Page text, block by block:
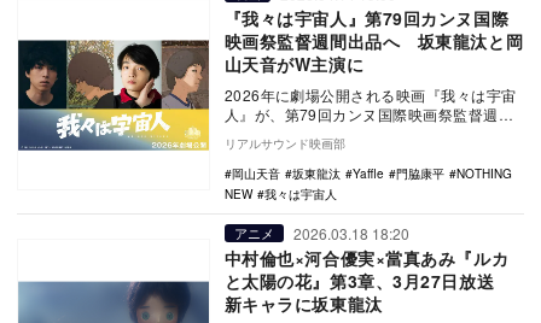
『我々は宇宙人』第79回カンヌ国際
映画祭監督週間出品へ 坂東龍汰と岡
山天音がW主演に
2026年に劇場公開される映画『我々は宇宙
人』が、第79回カンヌ国際映画祭監督週間
部門に正式上映されることが決定。あわせ
て、坂東…
リアルサウンド映画部
岡山天音
坂東龍汰 Yaffle 門脇康平
NOTHING
NEW
我々は宇宙人
アニメ 2026.03.18 18:20
中村倫也×河合優実×當真あみ『ルカ
と太陽の花』第3章、3月27日放送
新キャラに坂東龍汰